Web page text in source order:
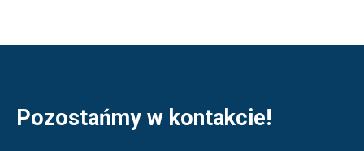
Pozostańmy w kontakcie!